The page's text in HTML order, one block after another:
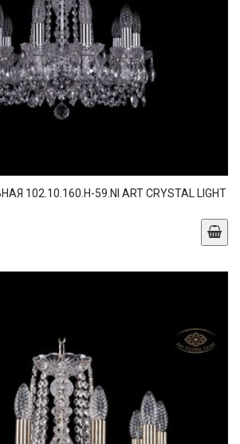
102.10.160.H-59.NI ART CRYSTAL LIGHT